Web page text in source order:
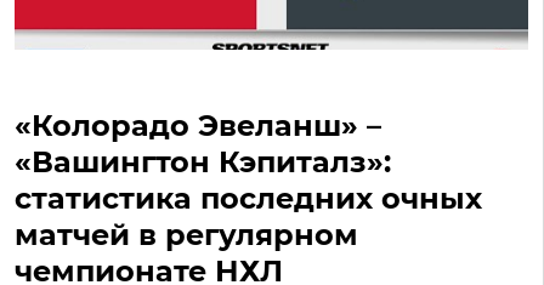
«Колорадо Эвеланш» –
«Вашингтон Кэпиталз»:
статистика последних очных
матчей в регулярном
чемпионате НХЛ